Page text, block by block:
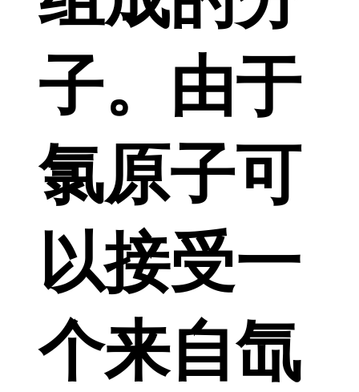
子。由于
氯原子可
以接受一
个来自氙